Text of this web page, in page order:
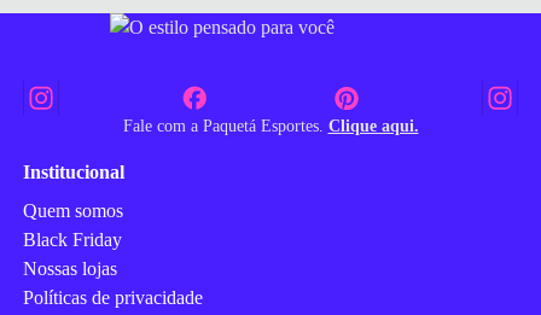
Fale com a Paquetá Esportes. Clique aqui.
Institucional
Quem somos
Black Friday
Nossas lojas
Políticas de privacidade